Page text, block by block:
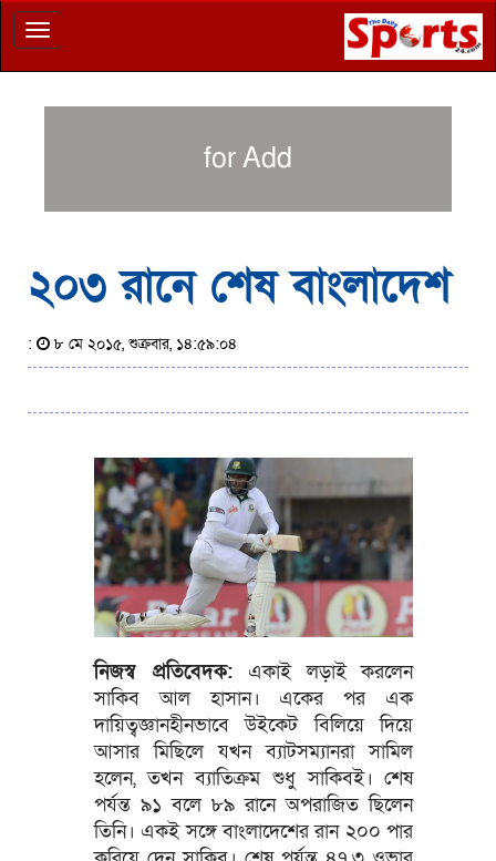
Toggle
navigation
for Add
২০৩ রানে শেষ বাংলাদেশ
: ৮ মে ২০১৫, শুক্রবার, ১৪:৫৯:০৪
নিজস্ব প্রতিবেদক: একাই লড়াই করলেন
সাকিব আল হাসান। একের পর এক
দায়িত্বজ্ঞানহীনভাবে উইকেট বিলিয়ে দিয়ে
আসার মিছিলে যখন ব্যাটসম্যানরা সামিল
হলেন, তখন ব্যাতিক্রম শুধু সাকিবই। শেষ
পর্যন্ত ৯১ বলে ৮৯ রানে অপরাজিত ছিলেন
তিনি। একই সঙ্গে বাংলাদেশের রান ২০০ পার